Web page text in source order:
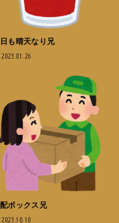
も晴天なり兄
2023.01.26
ボックス兄
2023.10.10